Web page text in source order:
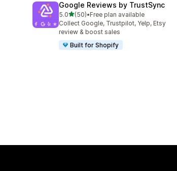
Google Reviews by TrustSync
5.05つ星中
(50)
合計レビュー数：50件
•Free plan available
Collect Google, Trustpilot, Yelp, Etsy
review & boost sales
Built for Shopify